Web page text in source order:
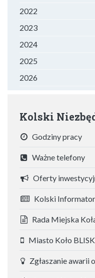
2022
2023
2024
2025
2026
Kolski
Godziny pracy
Ważne telefony
Oferty
Kolski Informator
Rada Miejska
Miasto Koło
Zgłaszanie awarii